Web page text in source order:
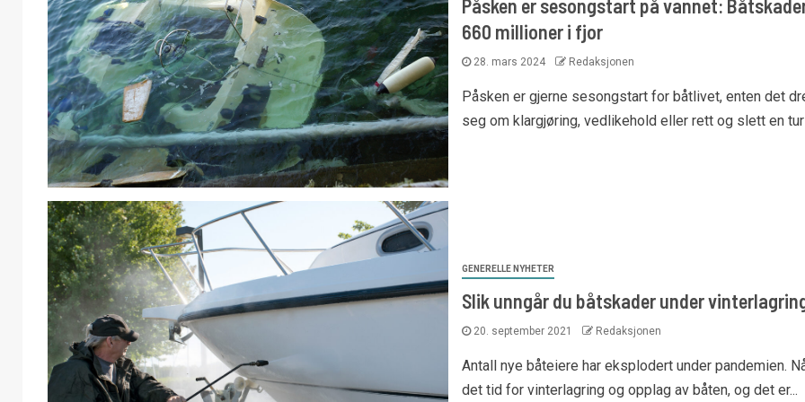
Påsken er sesongstart på vannet:
660 millioner i fjor
28. mars 2024 Redaksjonen
Påsken er gjerne sesongstart for båtlivet, enten det
seg om klargjøring, vedlikehold eller rett og slett en tur
GENERELLE NYHETER
Slik unngår du båtskader under
20. september 2021 Redaksjonen
Antall nye båteiere har eksplodert under pandemien.
det tid for vinterlagring og opplag av båten, og det er...